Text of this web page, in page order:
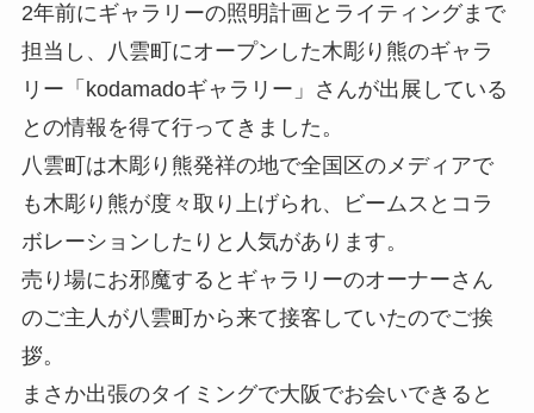
2年前にギャラリーの照明計画とライティングまで
担当し、八雲町にオープンした木彫り熊のギャラ
リー「kodamadoギャラリー」さんが出展している
との情報を得て行ってきました。
八雲町は木彫り熊発祥の地で全国区のメディアで
も木彫り熊が度々取り上げられ、ビームスとコラ
ボレーションしたりと人気があります。
売り場にお邪魔するとギャラリーのオーナーさん
のご主人が八雲町から来て接客していたのでご挨
拶。
まさか出張のタイミングで大阪でお会いできると